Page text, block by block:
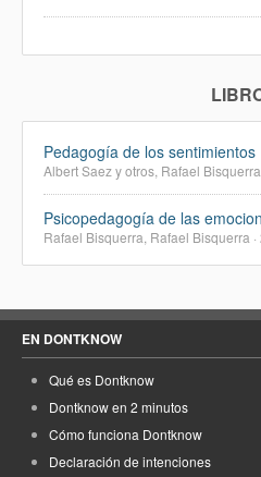
Pedagogía de los sentimientos
Albert Saez y otros, Rafael Bisquerra
Psicopedagogía de las
Rafael Bisquerra, Rafael Bisquerra ·
EN DONTKNOW
Qué es Dontknow
Dontknow en 2 minutos
Cómo funciona Dontknow
Declaración de intenciones